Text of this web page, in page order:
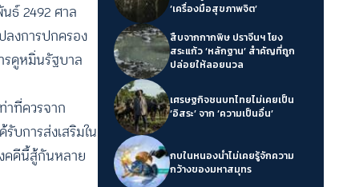
ธ์ 2492 ศาล
งการปกครอง
รดูหมิ่นรัฐบาล
าที่ควรจาก
บการส่งเสริมใน
คดีนี้สู้กันหลาย
‘เครื่องมือสุขภาพจิต’
สืบจากกากพิษ ปราจีนฯ โยง
สระแก้ว ‘หลักฐาน’ สำคัญที่ถูก
ปล่อยให้ลอยนวล
เศรษฐกิจชนบทไทยไม่เคยเป็น
‘อิสระ’ จาก ‘ความเป็นอื่น’
กบในหนองน้ำไม่เคยรู้จักความ
กว้างของมหาสมุทร